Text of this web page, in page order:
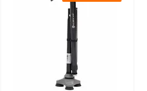
Stevig, geeft meer steun en
Riet Driessen